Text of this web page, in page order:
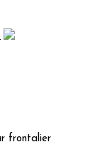
frontalier